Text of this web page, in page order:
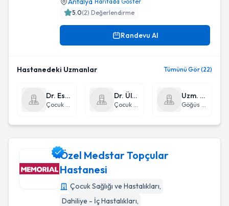
5.0(2) Değerlendirme
Randevu Al
Hastanedeki Uzmanlar Tümünü Gör (22)
Dr. Esra Özyalçın
Çocuk Sağlığı ve Hastalıkları
Dr. Ülker Şahin
Çocuk Sağlığı ve Hastalıkları
Uzm. Dr. Necati Koç
Göğüs Hastalıkları
Özel Medstar Topçular Hastanesi
Özel Medstar Topçular
Hastanesi
Çocuk Sağlığı ve Hastalıkları,
Dahiliye - İç Hastalıkları,